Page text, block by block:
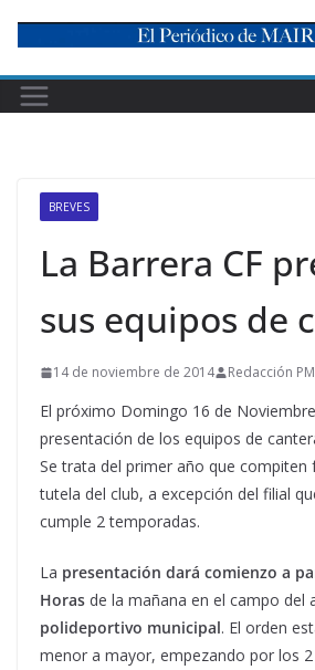
content
BREVES
La Barrera CF
sus equipos de
14 de noviembre de 2014 Redacción PM
El próximo Domingo 16 de
presentación de los equipos de
Se trata del primer año que compiten
tutela del club, a excepción del filial
cumple 2 temporadas.
La presentación dará comienzo a
Horas de la mañana en el campo del
polideportivo municipal. El orden
menor a mayor, empezando por los